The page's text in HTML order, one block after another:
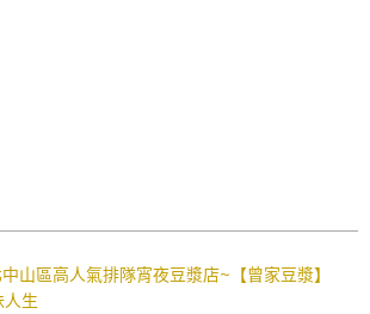
山區高人氣排隊宵夜豆漿店~【曾家豆漿】
生